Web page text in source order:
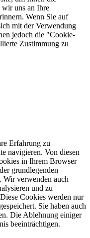
wir uns an Ihre
Wenn Sie auf
mit der Verwendung
jedoch die "Cookie-
Zustimmung zu
Erfahrung zu
navigieren. Von diesen
in Ihrem Browser
grundlegenden
Wir verwenden auch
und zu
Cookies werden nur
Sie haben auch
Die Ablehnung einiger
beeinträchtigen.